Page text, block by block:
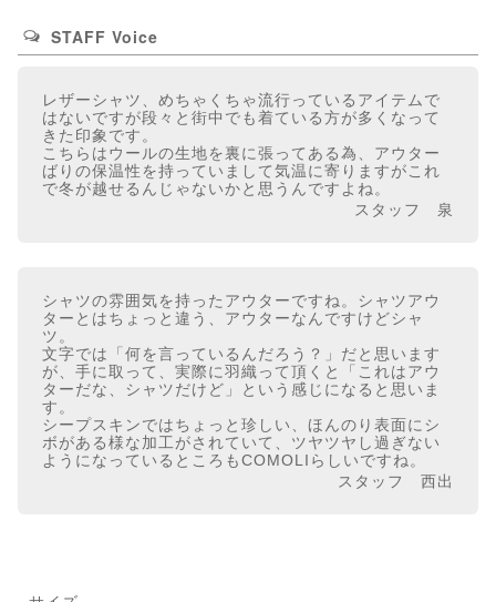
STAFF Voice
レザーシャツ、めちゃくちゃ流行っているアイテムで
はないですが段々と街中でも着ている方が多くなって
きた印象です。
こちらはウールの生地を裏に張ってある為、アウター
ばりの保温性を持っていまして気温に寄りますがこれ
で冬が越せるんじゃないかと思うんですよね。
スタッフ 泉
シャツの雰囲気を持ったアウターですね。シャツアウ
ターとはちょっと違う、アウターなんですけどシャ
ツ。
文字では「何を言っているんだろう？」だと思います
が、手に取って、実際に羽織って頂くと「これはアウ
ターだな、シャツだけど」という感じになると思いま
す。
シープスキンではちょっと珍しい、ほんのり表面にシ
ボがある様な加工がされていて、ツヤツヤし過ぎない
ようになっているところもCOMOLIらしいですね。
スタッフ 西出